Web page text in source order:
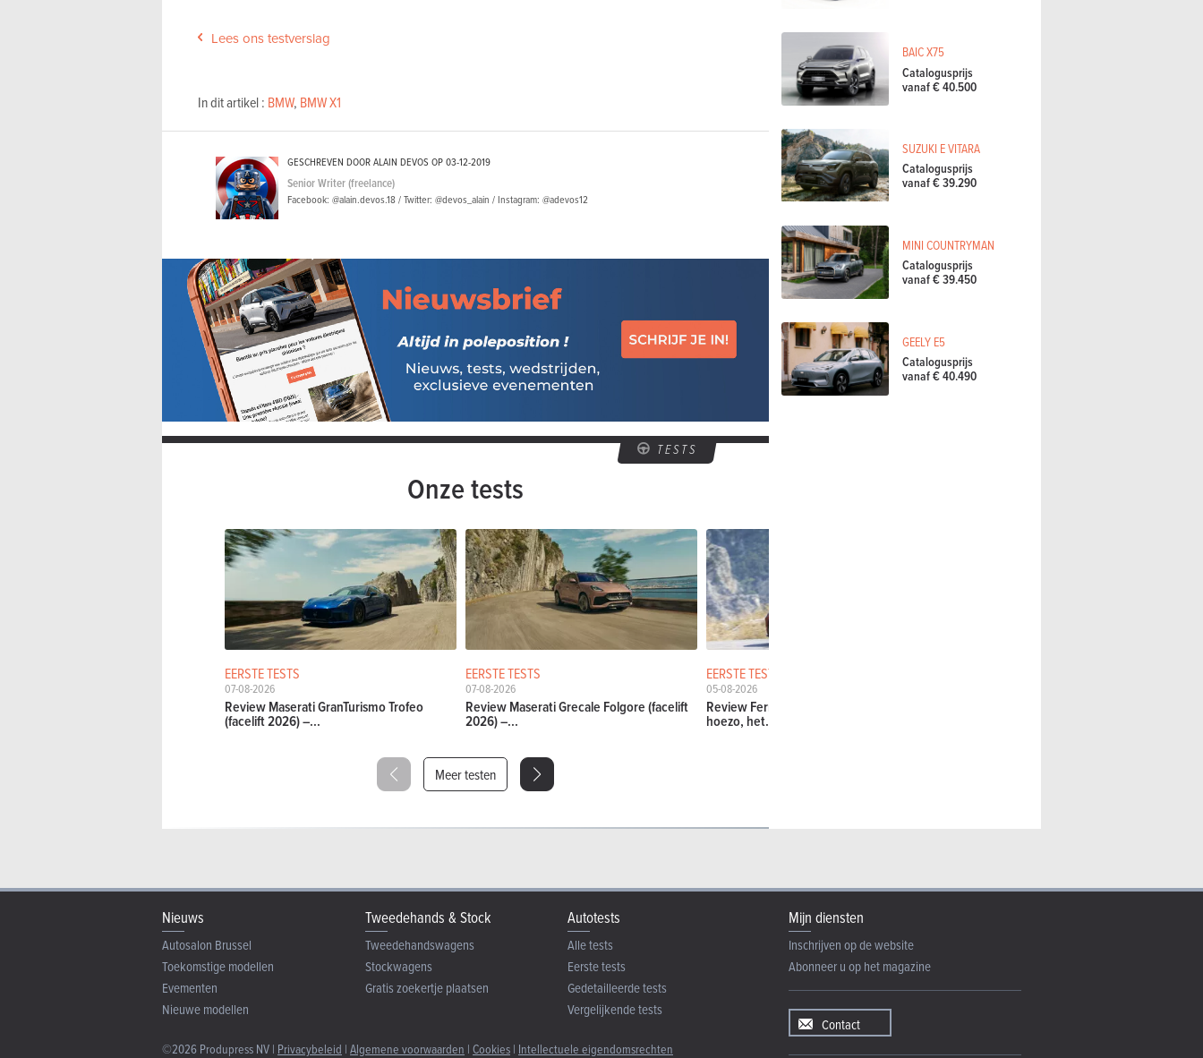
Lees ons testverslag
In dit artikel : BMW, BMW X1
GESCHREVEN DOOR ALAIN DEVOS OP03-12-2019
Senior Writer (freelance)
Facebook: @alain.devos.18 / Twitter: @devos_alain / Instagram: @adevos12
TESTS
Onze tests
EERSTE TESTS
07-08-2026
Review Maserati GranTurismo Trofeo
(facelift 2026) –...
EERSTE TESTS
07-08-2026
Review Maserati Grecale Folgore (facelift
2026) –...
EERSTE TESTS
05-08-2026
Review Ferrari Amalfi Spider (2026) -
hoezo, het...
Meer testen
BAIC X75
Catalogusprijs
vanaf € 40.500
SUZUKI E VITARA
Catalogusprijs
vanaf € 39.290
MINI COUNTRYMAN
Catalogusprijs
vanaf € 39.450
GEELY E5
Catalogusprijs
vanaf € 40.490
Nieuws
Autosalon Brussel
Toekomstige modellen
Evementen
Nieuwe modellen
Tweedehands & Stock
Tweedehandswagens
Stockwagens
Gratis zoekertje plaatsen
Autotests
Alle tests
Eerste tests
Gedetailleerde tests
Vergelijkende tests
©2026 Produpress NV | Privacybeleid | Algemene voorwaarden | Cookies | Intellectuele eigendomsrechten
Mijn diensten
Inschrijven op de website
Abonneer u op het magazine
Contact